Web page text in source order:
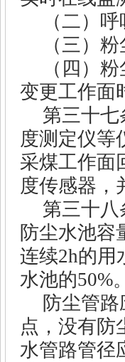
（二）
（三）
（四）
变更工作面
第三十七
度测定仪等
采煤工作面
度传感器，
第三十八
防尘水池容
连续2h的用
水池的50%。
防尘管
点，没有防
水管路管径